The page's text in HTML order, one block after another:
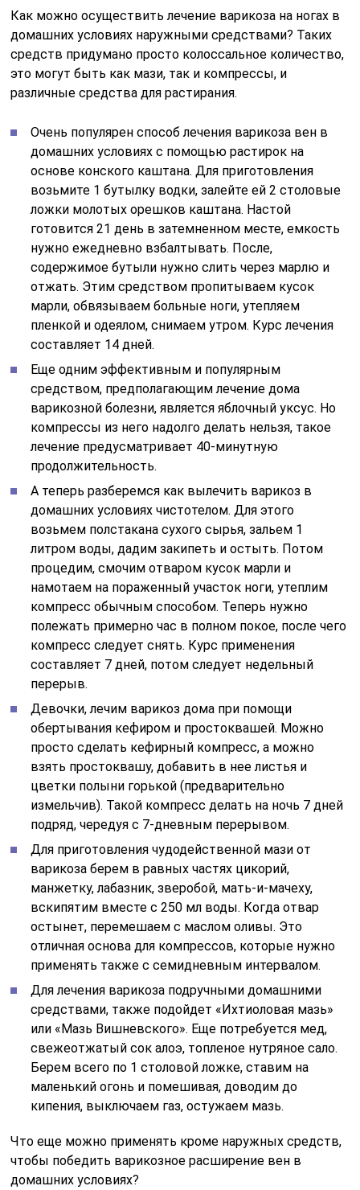
Как можно осуществить лечение варикоза на ногах в
домашних условиях наружными средствами? Таких
средств придумано просто колоссальное количество,
это могут быть как мази, так и компрессы, и
различные средства для растирания.
Очень популярен способ лечения варикоза вен в
домашних условиях с помощью растирок на
основе конского каштана. Для приготовления
возьмите 1 бутылку водки, залейте ей 2 столовые
ложки молотых орешков каштана. Настой
готовится 21 день в затемненном месте, емкость
нужно ежедневно взбалтывать. После,
содержимое бутыли нужно слить через марлю и
отжать. Этим средством пропитываем кусок
марли, обвязываем больные ноги, утепляем
пленкой и одеялом, снимаем утром. Курс лечения
составляет 14 дней.
Еще одним эффективным и популярным
средством, предполагающим лечение дома
варикозной болезни, является яблочный уксус. Но
компрессы из него надолго делать нельзя, такое
лечение предусматривает 40-минутную
продолжительность.
А теперь разберемся как вылечить варикоз в
домашних условиях чистотелом. Для этого
возьмем полстакана сухого сырья, зальем 1
литром воды, дадим закипеть и остыть. Потом
процедим, смочим отваром кусок марли и
намотаем на пораженный участок ноги, утеплим
компресс обычным способом. Теперь нужно
полежать примерно час в полном покое, после чего
компресс следует снять. Курс применения
составляет 7 дней, потом следует недельный
перерыв.
Девочки, лечим варикоз дома при помощи
обертывания кефиром и простоквашей. Можно
просто сделать кефирный компресс, а можно
взять простоквашу, добавить в нее листья и
цветки полыни горькой (предварительно
измельчив). Такой компресс делать на ночь 7 дней
подряд, чередуя с 7-дневным перерывом.
Для приготовления чудодейственной мази от
варикоза берем в равных частях цикорий,
манжетку, лабазник, зверобой, мать-и-мачеху,
вскипятим вместе с 250 мл воды. Когда отвар
остынет, перемешаем с маслом оливы. Это
отличная основа для компрессов, которые нужно
применять также с семидневным интервалом.
Для лечения варикоза подручными домашними
средствами, также подойдет «Ихтиоловая мазь»
или «Мазь Вишневского». Еще потребуется мед,
свежеотжатый сок алоэ, топленое нутряное сало.
Берем всего по 1 столовой ложке, ставим на
маленький огонь и помешивая, доводим до
кипения, выключаем газ, остужаем мазь.
Что еще можно применять кроме наружных средств,
чтобы победить варикозное расширение вен в
домашних условиях?